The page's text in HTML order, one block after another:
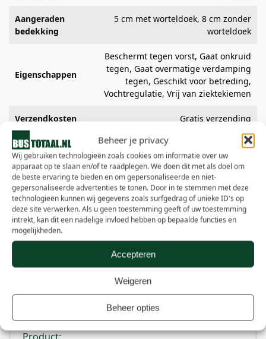
Beheer je privacy
Wij gebruiken technologieën zoals cookies om informatie over uw
apparaat op te slaan en/of te raadplegen. We doen dit met als doel om
de beste ervaring te bieden en om gepersonaliseerde en niet-
gepersonaliseerde advertenties te tonen. Door in te stemmen met deze
technologieën kunnen wij gegevens zoals surfgedrag of unieke ID's op
deze site verwerken. Als u geen toestemming geeft of uw toestemming
intrekt, kan dit een nadelige invloed hebben op bepaalde functies en
mogelijkheden.
Accepteren
Weigeren
Beheer opties
Hoeveel heb ik nodig?
Aangeraden
bedekking
5 cm met worteldoek, 8 cm zonder
worteldoek
Eigenschappen
Beschermt tegen vorst, Gaat onkruid
tegen, Gaat overmatige verdamping
tegen, Geschikt voor betreding,
Vochtregulatie, Vrij van ziektekiemen
Verzendkosten Gratis verzending
Levering Levering met pompwagen op pallet
Kwaliteit Decor
Andere namen
Franse Zeedenschors, Pinus
Maritima, Franse Bark, Pinus
pinaster